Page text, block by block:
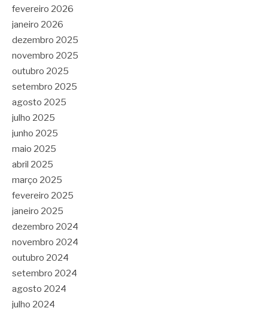
fevereiro 2026
janeiro 2026
dezembro 2025
novembro 2025
outubro 2025
setembro 2025
agosto 2025
julho 2025
junho 2025
maio 2025
abril 2025
março 2025
fevereiro 2025
janeiro 2025
dezembro 2024
novembro 2024
outubro 2024
setembro 2024
agosto 2024
julho 2024